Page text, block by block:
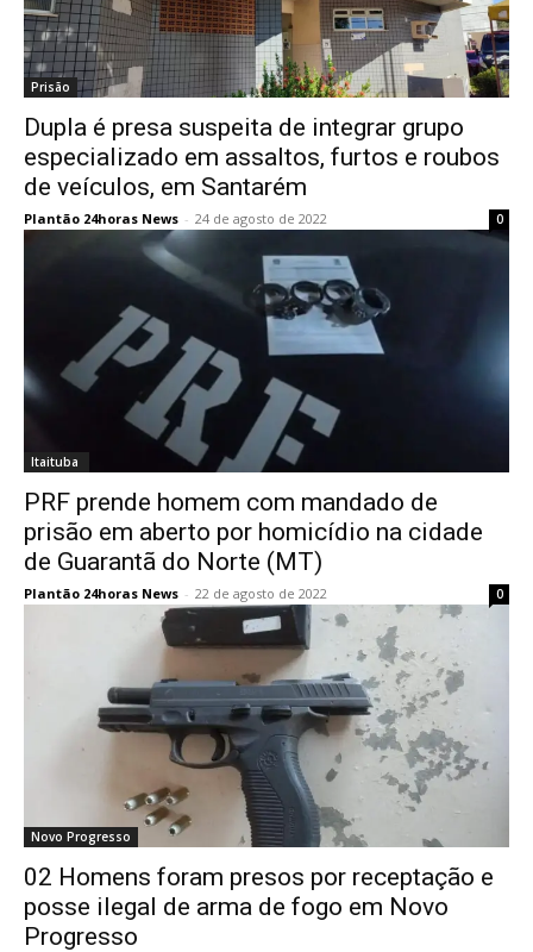
Prisão
Dupla é presa suspeita de integrar grupo
especializado em assaltos, furtos e roubos
de veículos, em Santarém
Plantão 24horas News - 24 de agosto de 2022 0
Itaituba
PRF prende homem com mandado de
prisão em aberto por homicídio na cidade
de Guarantã do Norte (MT)
Plantão 24horas News - 22 de agosto de 2022 0
Novo Progresso
02 Homens foram presos por receptação e
posse ilegal de arma de fogo em Novo
Progresso